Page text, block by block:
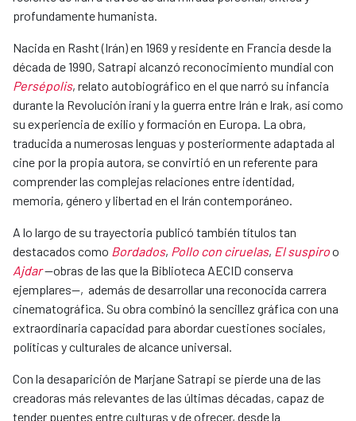
profundamente humanista.
Nacida en Rasht (Irán) en 1969 y residente en Francia desde la
década de 1990, Satrapi alcanzó reconocimiento mundial con
Persépolis, relato autobiográfico en el que narró su infancia
durante la Revolución iraní y la guerra entre Irán e Irak, así como
su experiencia de exilio y formación en Europa. La obra,
traducida a numerosas lenguas y posteriormente adaptada al
cine por la propia autora, se convirtió en un referente para
comprender las complejas relaciones entre identidad,
memoria, género y libertad en el Irán contemporáneo.
A lo largo de su trayectoria publicó también títulos tan
destacados como Bordados, Pollo con ciruelas, El suspiroo
Ajdar—obras de las que la Biblioteca AECID conserva
ejemplares—, además de desarrollar una reconocida carrera
cinematográfica. Su obra combinó la sencillez gráfica con una
extraordinaria capacidad para abordar cuestiones sociales,
políticas y culturales de alcance universal.
Con la desaparición de Marjane Satrapi se pierde una de las
creadoras más relevantes de las últimas décadas, capaz de
tender puentes entre culturas y de ofrecer, desde la